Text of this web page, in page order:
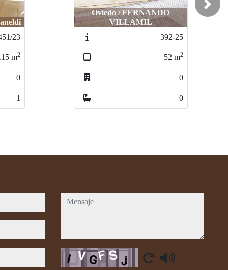
25
52 m2
0
0
Langreo / Langreo
891
240 m2
0
0
Next
mensaje
Captcha